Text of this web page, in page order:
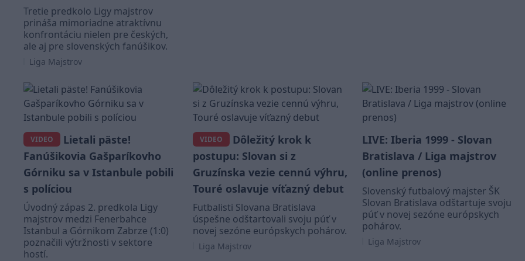
Tretie predkolo Ligy majstrov
prináša mimoriadne atraktívnu
konfrontáciu nielen pre českých,
ale aj pre slovenských fanúšikov.
Liga Majstrov
VIDEO
Lietali päste!
Fanúšikovia Gašparíkovho
Górniku sa v Istanbule pobili
s políciou
Úvodný zápas 2. predkola Ligy
majstrov medzi Fenerbahce
Istanbul a Górnikom Zabrze (1:0)
poznačili výtržnosti v sektore
hostí.
VIDEO
Dôležitý krok k
postupu: Slovan si z
Gruzínska vezie cennú výhru,
Touré oslavuje víťazný debut
Futbalisti Slovana Bratislava
úspešne odštartovali svoju púť v
novej sezóne európskych pohárov.
Liga Majstrov
LIVE: Iberia 1999 - Slovan
Bratislava / Liga majstrov
(online prenos)
Slovenský futbalový majster ŠK
Slovan Bratislava odštartuje svoju
púť v novej sezóne európskych
pohárov.
Liga Majstrov